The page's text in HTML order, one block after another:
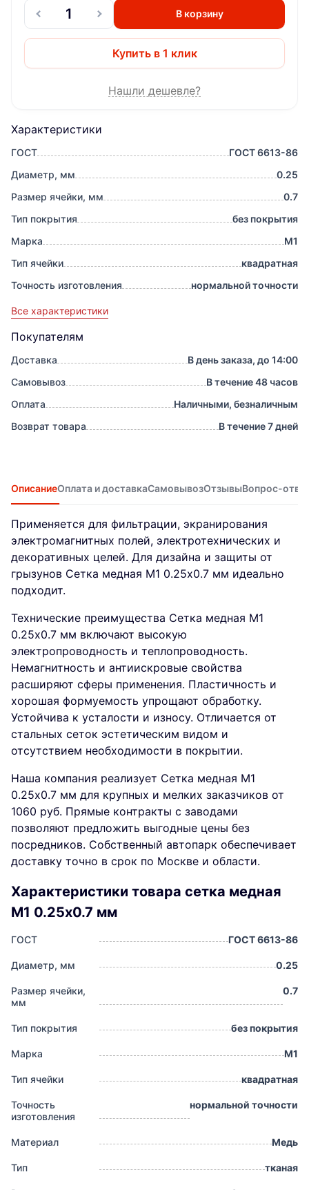
Характеристики
ГОСТ
ГОСТ 6613-86
Диаметр, мм
0.25
Размер ячейки, мм
0.7
Тип покрытия
без покрытия
Марка
М1
Тип ячейки
квадратная
Точность изготовления
нормальной точности
Все характеристики
Покупателям
Доставка
В день заказа, до 14:00
Самовывоз
В течение 48 часов
Оплата
Наличными, безналичным
Возврат товара
В течение 7 дней
В корзину
Купить в 1 клик
Нашли дешевле?
ОписаниеОплата и доставкаСамовывозОтзывыВопрос-
Применяется для фильтрации, экранирования
электромагнитных полей, электротехнических и
декоративных целей. Для дизайна и защиты от
грызунов Сетка медная М1 0.25х0.7 мм идеально
подходит.
Технические преимущества Сетка медная М1
0.25х0.7 мм включают высокую
электропроводность и теплопроводность.
Немагнитность и антиискровые свойства
расширяют сферы применения. Пластичность и
хорошая формуемость упрощают обработку.
Устойчива к усталости и износу. Отличается от
стальных сеток эстетическим видом и
отсутствием необходимости в покрытии.
Наша компания реализует Сетка медная М1
0.25х0.7 мм для крупных и мелких заказчиков от
1060 руб. Прямые контракты с заводами
позволяют предложить выгодные цены без
посредников. Собственный автопарк обеспечивает
доставку точно в срок по Москве и области.
Характеристики товара сетка медная
М1 0.25х0.7 мм
ГОСТ ГОСТ 6613-86
Диаметр, мм 0.25
Размер ячейки,
мм
0.7
Тип покрытия без покрытия
Марка М1
Тип ячейки квадратная
Точность
изготовления
нормальной точности
Материал Медь
Тип тканая